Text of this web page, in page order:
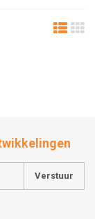
Verstuur